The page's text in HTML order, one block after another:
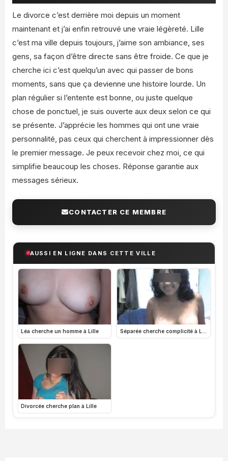
Le divorce c’est derrière moi depuis un moment
maintenant et j’ai enfin retrouvé une vraie légèreté. Lille
c’est ma ville depuis toujours, j’aime son ambiance, ses
gens, sa façon d’être directe sans être froide. Ce que je
cherche ici c’est quelqu’un avec qui passer de bons
moments, sans que ça devienne une histoire lourde. Un
plan régulier si l’entente est bonne, ou juste quelque
chose de ponctuel, je suis ouverte aux deux selon ce qui
se présente. J’apprécie les hommes qui ont une vraie
personnalité, pas ceux qui cherchent à impressionner dès
le premier message. Je peux recevoir chez moi, ce qui
simplifie beaucoup les choses. Réponse garantie aux
messages sérieux.
CONTACTER CE MEMBRE
AUSSI EN LIGNE DANS CETTE VILLE
Léa cherche un homme à Lille
Divorcée cherche plan à Lille